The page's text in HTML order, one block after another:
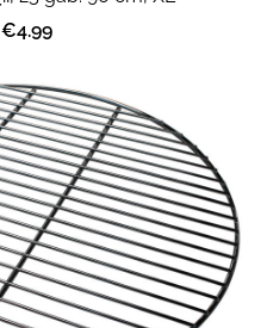
€4.99